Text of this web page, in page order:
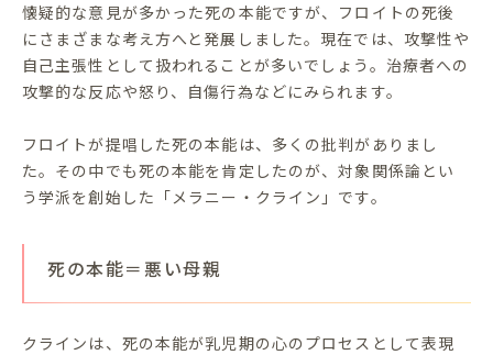
懐疑的な意見が多かった死の本能ですが、フロイトの死後
にさまざまな考え方へと発展しました。現在では、攻撃性や
自己主張性として扱われることが多いでしょう。治療者への
攻撃的な反応や怒り、自傷行為などにみられます。
フロイトが提唱した死の本能は、多くの批判がありまし
た。その中でも死の本能を肯定したのが、対象関係論とい
う学派を創始した「メラニー・クライン」です。
死の本能＝悪い母親
クラインは、死の本能が乳児期の心のプロセスとして表現